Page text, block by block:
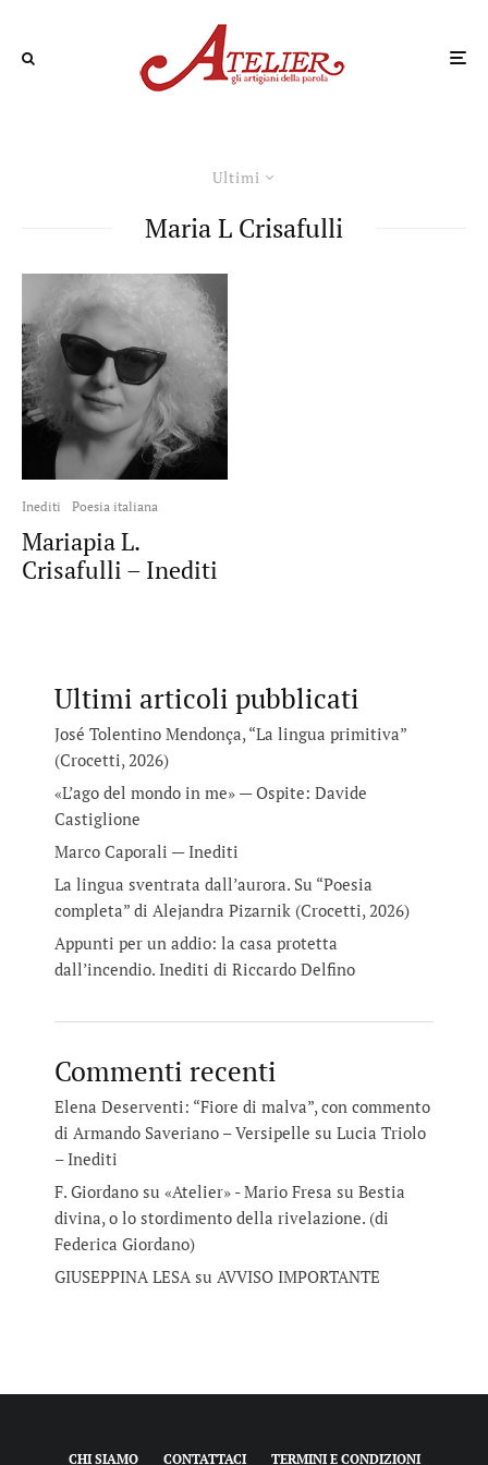
Ultimi
Maria L Crisafulli
Inediti Poesia italiana
Mariapia L.
Crisafulli – Inediti
Ultimi articoli pubblicati
José Tolentino Mendonça, “La lingua primitiva”
(Crocetti, 2026)
«L’ago del mondo in me» — Ospite: Davide
Castiglione
Marco Caporali — Inediti
La lingua sventrata dall’aurora. Su “Poesia
completa” di Alejandra Pizarnik (Crocetti, 2026)
Appunti per un addio: la casa protetta
dall’incendio. Inediti di Riccardo Delfino
Commenti recenti
Elena Deserventi: “Fiore di malva”, con commento
di Armando Saveriano – Versipelle su Lucia Triolo
– Inediti
F. Giordano su «Atelier» - Mario Fresa su Bestia
divina, o lo stordimento della rivelazione. (di
Federica Giordano)
GIUSEPPINA LESAsu AVVISO IMPORTANTE
CHI SIAMO CONTATTACI TERMINI E CONDIZIONI